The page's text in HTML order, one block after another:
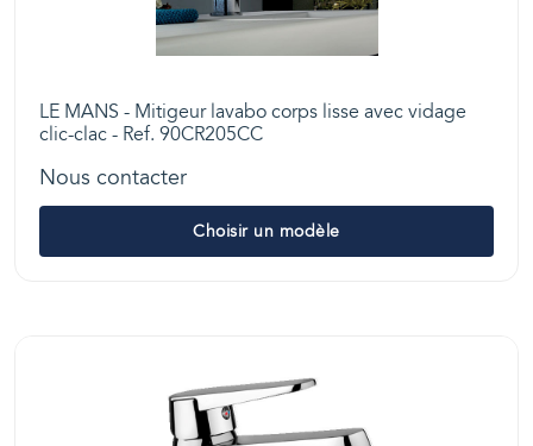
LE MANS - Mitigeur lavabo corps lisse avec vidage
clic-clac - Ref. 90CR205CC
Nous contacter
Choisir un modèle